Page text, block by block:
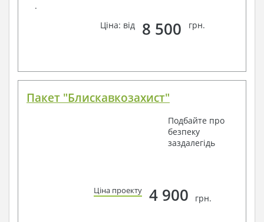
.
Ціна: від
8 500 грн.
Пакет "Блискавкозахист"
Подбайте про
безпеку
заздалегідь
Ціна проекту 4 900 грн.